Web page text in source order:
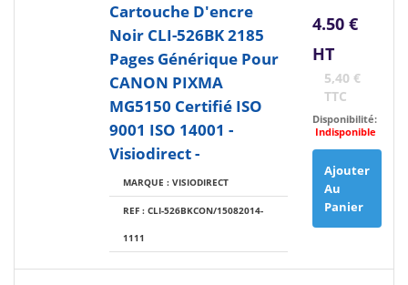
Cartouche D'encre
Noir CLI-526BK 2185
Pages Générique Pour
CANON PIXMA
MG5150 Certifié ISO
9001 ISO 14001 -
Visiodirect -
MARQUE : VISIODIRECT
REF : CLI-526BKCON/15082014-
1111
4.50 €
HT
5,40 €
TTC
Disponibilité:
Indisponible
Ajouter
Au
Panier